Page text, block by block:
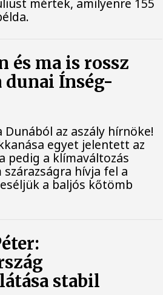
mértek, amilyenre 155
és ma is rossz
Ínség-
Dunából az aszály hírnöke!
egyet jelentett az
pedig a klímaváltozás
hívja fel a
a baljós kőtömb
stabil